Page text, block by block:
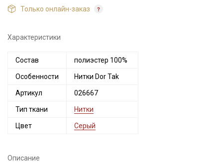
Только онлайн-заказ
Характеристики
Состав полиэстер 100%
Особенности Нитки Dor Tak
Артикул 026667
Тип ткани Нитки
Цвет Серый
Описание
Мы публикуем здесь дополнительные
категории тканей